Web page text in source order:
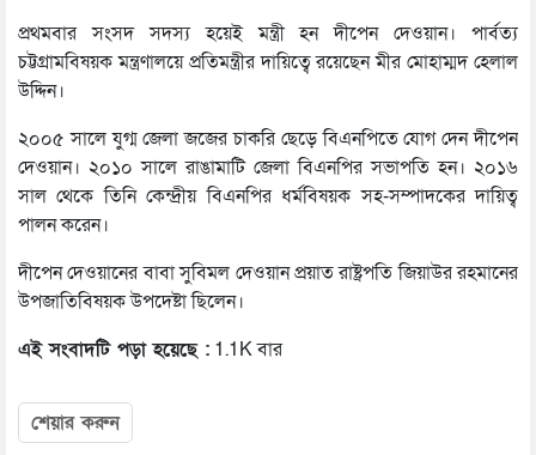
প্রথমবার সংসদ সদস্য হয়েই মন্ত্রী হন দীপেন দেওয়ান। পার্বত্য
চট্টগ্রামবিষয়ক মন্ত্রণালয়ে প্রতিমন্ত্রীর দায়িত্বে রয়েছেন মীর মোহাম্মদ হেলাল
উদ্দিন।
২০০৫ সালে যুগ্ম জেলা জজের চাকরি ছেড়ে বিএনপিতে যোগ দেন দীপেন
দেওয়ান। ২০১০ সালে রাঙামাটি জেলা বিএনপির সভাপতি হন। ২০১৬
সাল থেকে তিনি কেন্দ্রীয় বিএনপির ধর্মবিষয়ক সহ-সম্পাদকের দায়িত্ব
পালন করেন।
দীপেন দেওয়ানের বাবা সুবিমল দেওয়ান প্রয়াত রাষ্ট্রপতি জিয়াউর রহমানের
উপজাতিবিষয়ক উপদেষ্টা ছিলেন।
এই সংবাদটি পড়া হয়েছে : 1.1K বার
শেয়ার করুন